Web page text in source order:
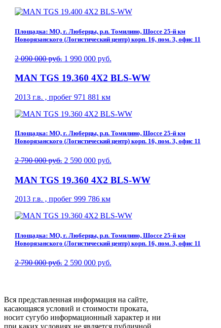
Площадка: МО, г. Люберцы, р.п. Томилино, Шоссе 25-й км
Новорязанского (Логистический центр) корп. 16, пом. 3, офис 11
2 090 000 руб. 1 990 000 руб.
MAN TGS 19.360 4X2 BLS-WW
2013 г.в. , пробег 971 881 км
Площадка: МО, г. Люберцы, р.п. Томилино, Шоссе 25-й км
Новорязанского (Логистический центр) корп. 16, пом. 3, офис 11
2 790 000 руб. 2 590 000 руб.
MAN TGS 19.360 4X2 BLS-WW
2013 г.в. , пробег 999 786 км
Площадка: МО, г. Люберцы, р.п. Томилино, Шоссе 25-й км
Новорязанского (Логистический центр) корп. 16, пом. 3, офис 11
2 790 000 руб. 2 590 000 руб.
Вся представленная информация на сайте,
касающаяся условий и стоимости проката,
носит сугубо информационный характер и ни
при каких условиях не является публичной